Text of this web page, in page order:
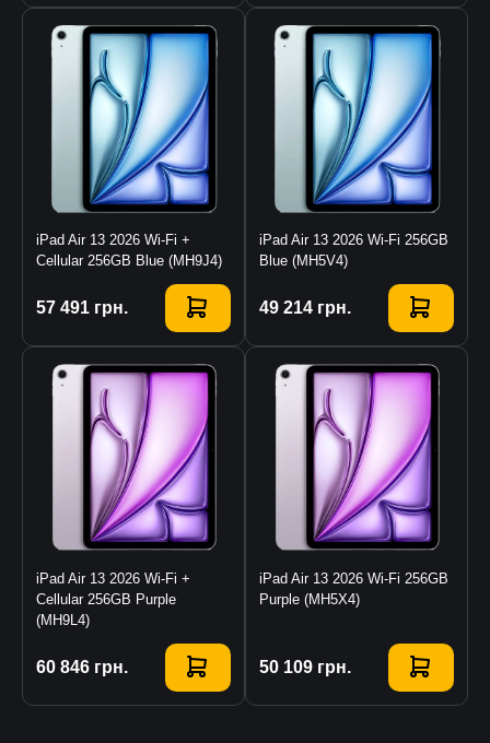
iPad Air 13 2026 Wi-Fi +
Cellular 256GB Blue (MH9J4)
57 491 грн.
Купити
iPad Air 13 2026 Wi-Fi 256GB
Blue (MH5V4)
49 214 грн.
Купити
iPad Air 13 2026 Wi-Fi +
Cellular 256GB Purple
(MH9L4)
60 846 грн.
Купити
iPad Air 13 2026 Wi-Fi 256GB
Purple (MH5X4)
50 109 грн.
Купити